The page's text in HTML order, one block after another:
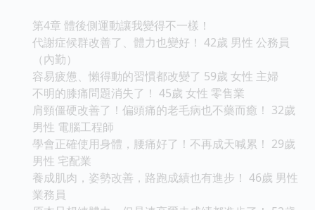
第4章 體後側運動讓我變得不一樣！
代謝症候群改善了、體力也變好！ 42歲 男性 公務員
（內勤）
容易疲憊、懶得動的習慣都改變了 59歲 女性 主婦
不明的膝痛問題消失了！ 45歲 女性 零售業
肩頸僵硬改善了！偏頭痛的老毛病也不藥而癒！ 32歲
男性 電腦工程師
學會正確使用身體，腰痛好了！不再成天喊累！ 29歲
男性 宅配業
養成肌肉，姿勢改善，路跑成績也有進步！ 46歲 男性
業務員